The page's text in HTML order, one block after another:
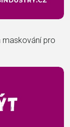
maskování pro